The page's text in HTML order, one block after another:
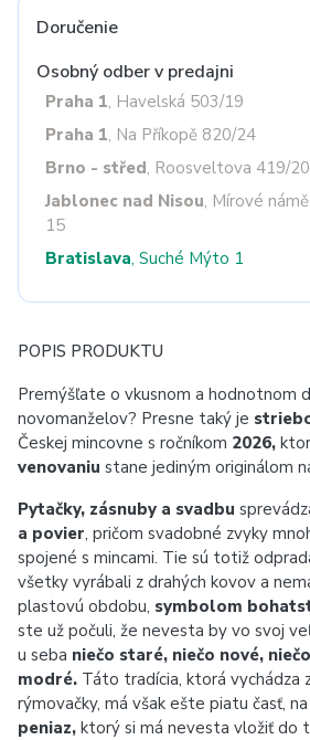
Doručenie
Osobný odber v predajni
Praha 1, Havelská 503/19
Praha 1, Na Příkopě 820/24
Brno - střed, Roosveltova 419/20
Jablonec nad Nisou, Mírové
15
Bratislava, Suché Mýto 1
POPIS PRODUKTU
Premýšľate o vkusnom a hodnotnom
novomanželov? Presne taký je
Českej mincovne s ročníkom 2026,
venovaniu stane jediným originálom
Pytačky, zásnuby a svadbu
a povier, pričom svadobné zvyky
spojené s mincami. Tie sú totiž
všetky vyrábali z drahých kovov a
plastovú obdobu, symbolom
ste už počuli, že nevesta by vo svoj
u seba niečo staré, niečo nové,
modré. Táto tradícia, ktorá vychádza
rýmovačky, má však ešte piatu časť,
peniaz, ktorý si má nevesta vložiť do